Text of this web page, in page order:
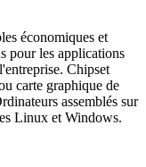
économiques et
pour les applications
Chipset
carte graphique de
assemblés sur
Linux et Windows.